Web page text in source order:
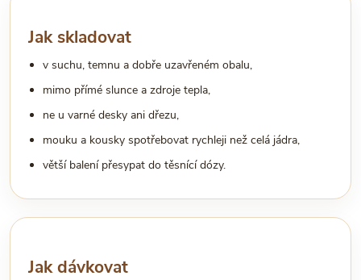
Jak skladovat
v suchu, temnu a dobře uzavřeném obalu,
mimo přímé slunce a zdroje tepla,
ne u varné desky ani dřezu,
mouku a kousky spotřebovat rychleji než celá jádra,
větší balení přesypat do těsnící dózy.
Jak dávkovat